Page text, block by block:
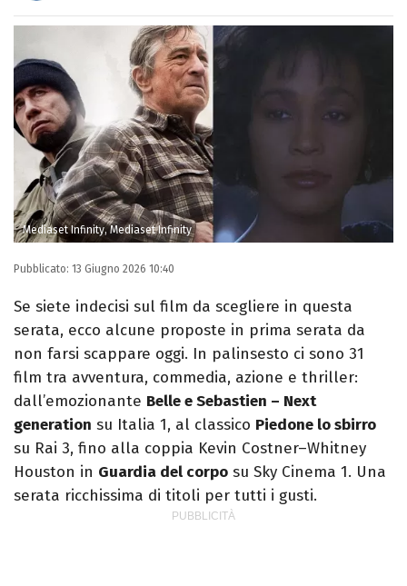
E-MAIL
INSTAGRAM FACEBOOK
Libero Magazine è il canale del portale
Libero.it dedicato al mondo della
televisione, dello spettacolo e del gossip.
Mediaset Infinity, Mediaset Infinity
Pubblicato: 13 Giugno 2026 10:40
Se siete indecisi sul film da scegliere in questa
serata, ecco alcune proposte in prima serata da
non farsi scappare oggi. In palinsesto ci sono 31
film tra avventura, commedia, azione e thriller:
dall’emozionante Belle e Sebastien – Next
generation su Italia 1, al classico Piedone lo sbirro
su Rai 3, fino alla coppia Kevin Costner–Whitney
Houston in Guardia del corpo su Sky Cinema 1. Una
serata ricchissima di titoli per tutti i gusti.